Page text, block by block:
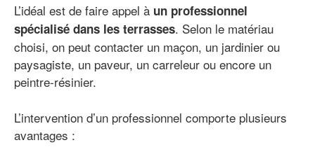
L’idéal est de faire appel à un professionnel
spécialisé dans les terrasses. Selon le matériau
choisi, on peut contacter un maçon, un jardinier ou
paysagiste, un paveur, un carreleur ou encore un
peintre-résinier.
L’intervention d’un professionnel comporte plusieurs
avantages :